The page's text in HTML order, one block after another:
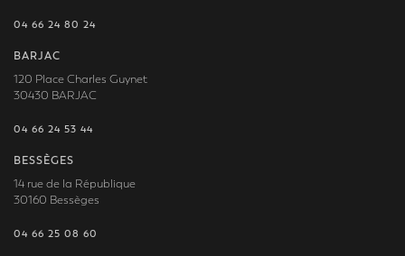
04 66 24 80 24
BARJAC
120 Place Charles Guynet
30430 BARJAC
04 66 24 53 44
BESSÈGES
14 rue de la République
30160 Bessèges
04 66 25 08 60